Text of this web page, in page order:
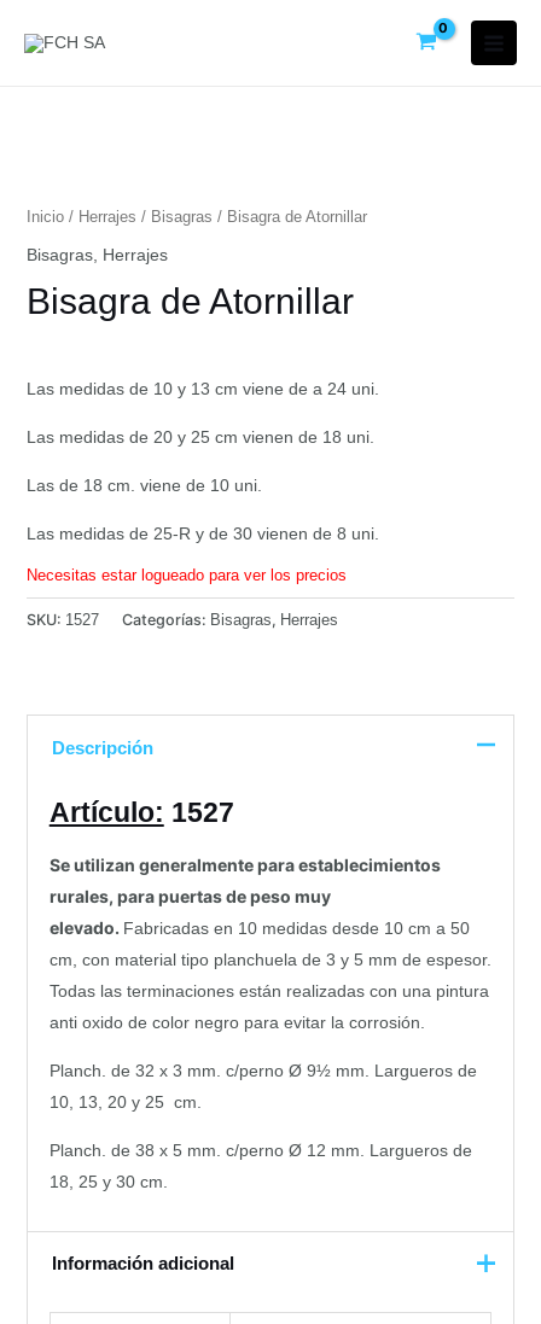
Inicio/ Herrajes / Bisagras / Bisagra de Atornillar
Bisagras, Herrajes
Bisagra de Atornillar
Las medidas de 10 y 13 cm viene de a 24 uni.
Las medidas de 20 y 25 cm vienen de 18 uni.
Las de 18 cm. viene de 10 uni.
Las medidas de 25-R y de 30 vienen de 8 uni.
Necesitas estar logueado para ver los precios
SKU: 1527 Categorías: Bisagras, Herrajes
Descripción
Artículo: 1527
Se utilizan generalmente para establecimientos
rurales, para puertas de peso muy
elevado. Fabricadas en 10 medidas desde 10 cm a 50
cm, con material tipo planchuela de 3 y 5 mm de espesor.
Todas las terminaciones están realizadas con una pintura
anti oxido de color negro para evitar la corrosión.
Planch. de 32 x 3 mm. c/perno Ø 9½ mm. Largueros de
10, 13, 20 y 25 cm.
Planch. de 38 x 5 mm. c/perno Ø 12 mm. Largueros de
18, 25 y 30 cm.
Información adicional